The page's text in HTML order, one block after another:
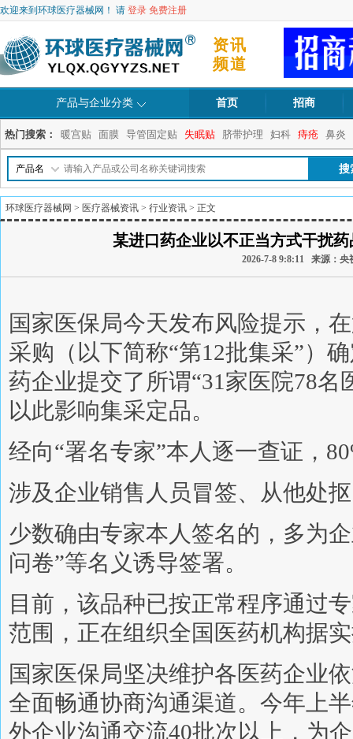
欢迎来到环球医疗器械网！ 请 登录 免费注册
资讯
频道
产品与企业分类 首页 招商
热门搜索： 暖宫贴 面膜 导管固定贴 失眠贴 脐带护理 妇科 痔疮 鼻炎
产品名
环球医疗器械网 > 医疗器械资讯 > 行业资讯 > 正文
某进口药企业以不正当方式干扰
2026-7-8 9:8:11 来源：
国家医保局今天发布风险提示，
采购（以下简称“第12批集采”）
药企业提交了所谓“31家医院78
以此影响集采定品。
经向“署名专家”本人逐一查证，
涉及企业销售人员冒签、从他处
少数确由专家本人签名的，多为
问卷”等名义诱导签署。
目前，该品种已按正常程序通过
范围，正在组织全国医药机构据
国家医保局坚决维护各医药企业
全面畅通协商沟通渠道。今年上
外企业沟通交流40批次以上，为